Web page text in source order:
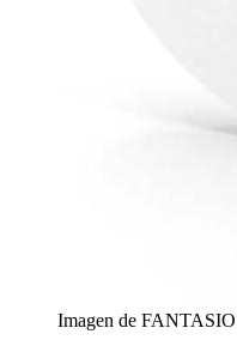
Imagen de